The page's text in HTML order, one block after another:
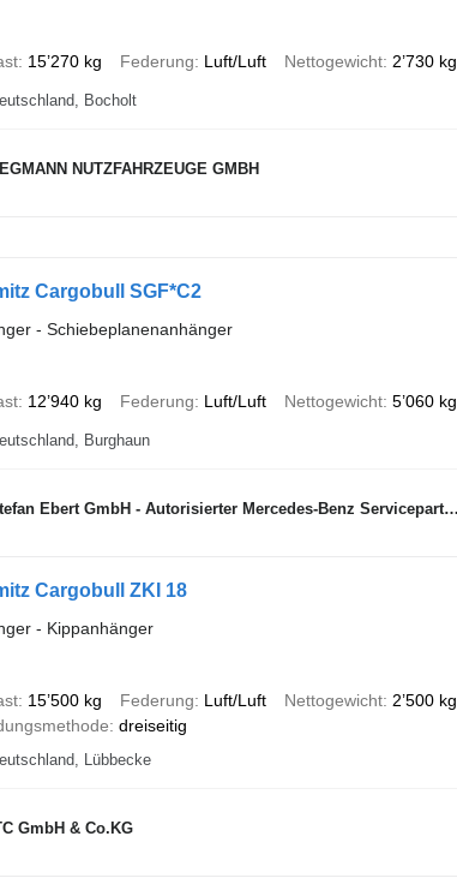
15’270 kg Federung Luft/Luft Nettogewicht 2’730 kg
Bocholt
NUTZFAHRZEUGE GMBH
Cargobull SGF*C2
- Schiebeplanenanhänger
12’940 kg Federung Luft/Luft Nettogewicht 5’060 kg
Burghaun
Ebert GmbH - Autorisierter Mercedes-Benz Servicepartner
Cargobull ZKI 18
- Kippanhänger
15’500 kg Federung Luft/Luft Nettogewicht 2’500 kg
dreiseitig
Lübbecke
GmbH & Co.KG